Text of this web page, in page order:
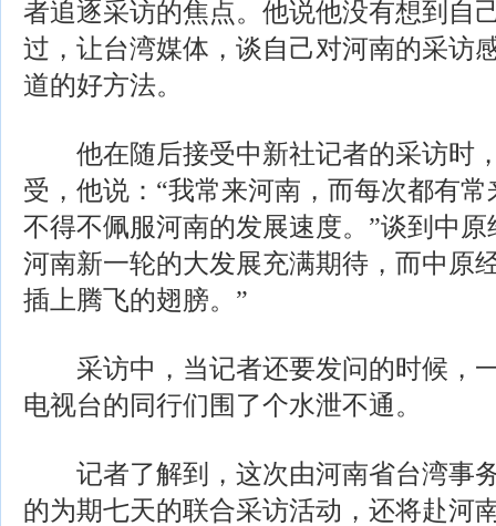
者追逐采访的焦点。他说他没有想到自
过，让台湾媒体，谈自己对河南的采访
道的好方法。
他在随后接受中新社记者的采访时
受，他说：“我常来河南，而每次都有
不得不佩服河南的发展速度。”谈到中
河南新一轮的大发展充满期待，而中原
插上腾飞的翅膀。”
采访中，当记者还要发问的时候，
电视台的同行们围了个水泄不通。
记者了解到，这次由河南省台湾事
的为期七天的联合采访活动，还将赴河